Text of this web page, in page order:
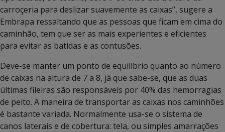
carroçeria para deslizar suavemente as caixas”, sugere a
Embrapa ressaltando que as pessoas que ficam em cima do
caminhão, tem que ser as mais experientes e eficientes
para evitar as batidas e as contusões.
Deve-se manter um ponto de equilíbrio quanto ao número
de caixas na altura de 7 a 8, já que sabe-se, que as duas
últimas fileiras são responsáveis por 40% das hemorragias
de peito. A maneira de transportar as caixas nos caminhões
é bastante variada. Normalmente usa-se o sistema de
canos laterais e de cobertura: tela, ou simples amarrações